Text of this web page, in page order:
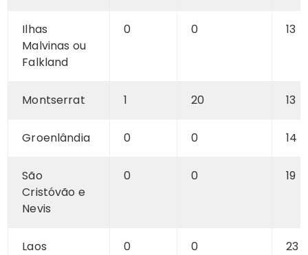
Ilhas
Malvinas ou
Falkland
0 0 13
Montserrat 1 20 13
Groenlândia 0 0 14
São
Cristóvão e
Nevis
0 0 19
Laos 0 0 23